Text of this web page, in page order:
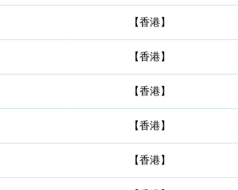
【香港】
【香港】
【香港】
【香港】
【香港】